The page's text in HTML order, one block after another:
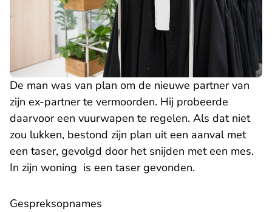
De man was van plan om de nieuwe partner van
zijn ex-partner te vermoorden. Hij probeerde
daarvoor een vuurwapen te regelen. Als dat niet
zou lukken, bestond zijn plan uit een aanval met
een taser, gevolgd door het snijden met een mes.
In zijn woning is een taser gevonden.
Gespreksopnames